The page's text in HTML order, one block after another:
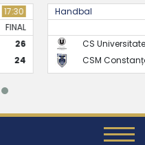
17:30
FINAL
26
24
Handbal
CS
CSM